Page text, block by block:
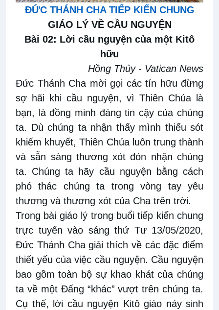
ĐỨC THÁNH CHA TIẾP KIẾN CHUNG
GIÁO LÝ VỀ CẦU NGUYỆN
Bài 02: Lời cầu nguyện của một Kitô
hữu
Hồng Thủy - Vatican News
Đức Thánh Cha mời gọi các tín hữu đừng
sợ hãi khi cầu nguyện, vì Thiên Chúa là
bạn, là đồng minh đáng tin cậy của chúng
ta. Dù chúng ta nhận thấy mình thiếu sót
khiếm khuyết, Thiên Chúa luôn trung thành
và sẵn sàng thương xót đón nhận chúng
ta. Chúng ta hãy cầu nguyện bằng cách
phó thác chúng ta trong vòng tay yêu
thương và thương xót của Cha trên trời.
Trong bài giáo lý trong buổi tiếp kiến chung
trực tuyến vào sáng thứ Tư 13/05/2020,
Đức Thánh Cha giải thích về các đặc điểm
thiết yếu của việc cầu nguyện. Cầu nguyện
bao gồm toàn bộ sự khao khát của chúng
ta về một Đấng “khác” vượt trên chúng ta.
Cụ thể, lời cầu nguyện Kitô giáo nảy sinh